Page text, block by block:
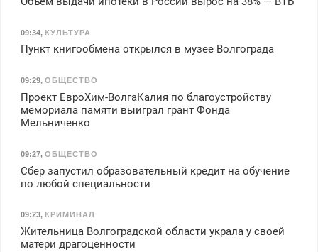
09:34, КУЛЬТУРА
Пункт книгообмена открылся в музее Волгограда
09:29, ОБЩЕСТВО
Проект ЕвроХим-ВолгаКалия по благоустройству
мемориала памяти выиграл грант Фонда
Мельниченко
09:27, ОБЩЕСТВО
Сбер запустил образовательный кредит на обучение
по любой специальности
09:23, КРИМИНАЛ
Жительница Волгоградской области украла у своей
матери драгоценности